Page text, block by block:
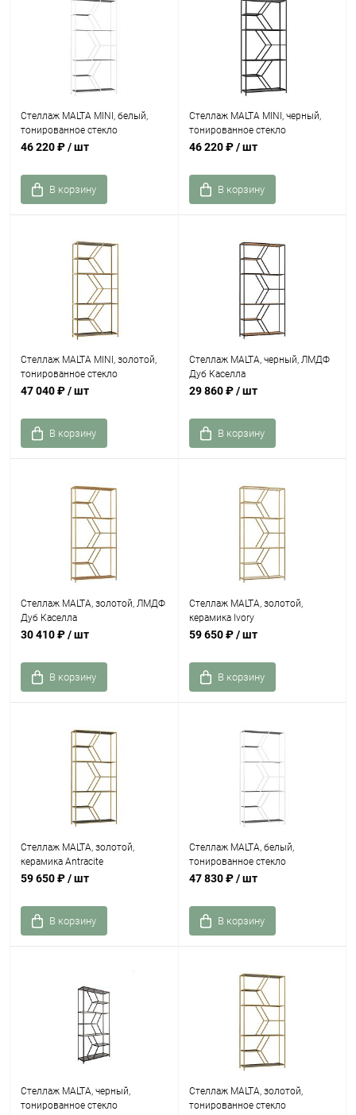
Стеллаж MALTA MINI, белый,
тонированное стекло
46 220 ₽/ шт
В корзину
Стеллаж MALTA MINI, черный,
тонированное стекло
46 220 ₽/ шт
В корзину
Стеллаж MALTA MINI, золотой,
тонированное стекло
47 040 ₽/ шт
В корзину
Стеллаж MALTA, черный, ЛМДФ
Дуб Каселла
29 860 ₽/ шт
В корзину
Стеллаж MALTA, золотой, ЛМДФ
Дуб Каселла
30 410 ₽/ шт
В корзину
Стеллаж MALTA, золотой,
керамика Ivory
59 650 ₽/ шт
В корзину
Стеллаж MALTA, золотой,
керамика Antracite
59 650 ₽/ шт
В корзину
Стеллаж MALTA, белый,
тонированное стекло
47 830 ₽/ шт
В корзину
Стеллаж MALTA, черный,
тонированное стекло
Стеллаж MALTA, золотой,
тонированное стекло